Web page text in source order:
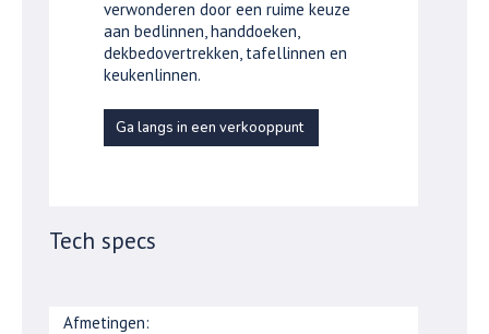
verwonderen door een ruime keuze
aan bedlinnen, handdoeken,
dekbedovertrekken, tafellinnen en
keukenlinnen.
Ga langs in een verkooppunt
Tech specs
Afmetingen: